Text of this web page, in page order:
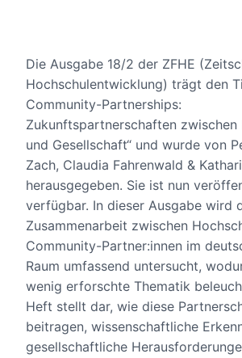
Die Ausgabe 18/2 der ZFHE
Hochschulentwicklung) trägt den
Community-Partnerships:
Zukunftspartnerschaften zwischen
und Gesellschaft“ und wurde von
Zach, Claudia Fahrenwald &
herausgegeben. Sie ist nun
verfügbar. In dieser Ausgabe wird
Zusammenarbeit zwischen
Community-Partner:innen im
Raum umfassend untersucht,
wenig erforschte Thematik
Heft stellt dar, wie diese
beitragen, wissenschaftliche
gesellschaftliche